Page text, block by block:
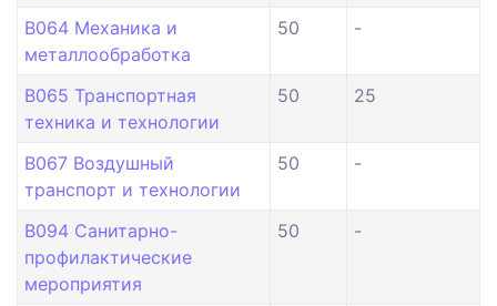
B064 Механика и
металлообработка
50 -
B065 Транспортная
техника и технологии
50 25
B067 Воздушный
транспорт и технологии
50 -
B094 Санитарно-
профилактические
мероприятия
50 -